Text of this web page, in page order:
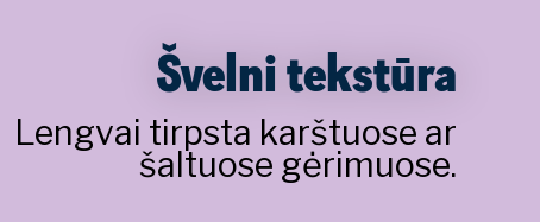
Švelni tekstūra
Lengvai tirpsta karštuose ar
šaltuose gėrimuose.